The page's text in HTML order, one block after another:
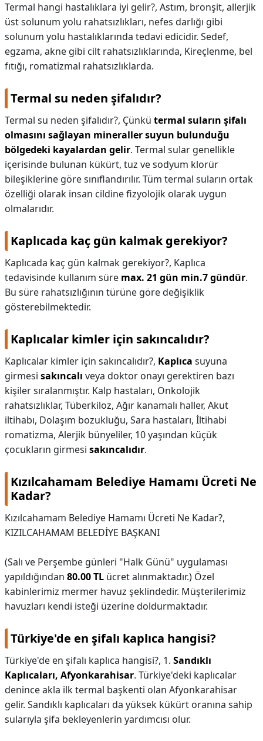
Termal hangi hastalıklara iyi gelir?, Astım, bronşit, allerjik
üst solunum yolu rahatsızlıkları, nefes darlığı gibi
solunum yolu hastalıklarında tedavi edicidir. Sedef,
egzama, akne gibi cilt rahatsızlıklarında, Kireçlenme, bel
fıtığı, romatizmal rahatsızlıklarda.
Termal su neden şifalıdır?
Termal su neden şifalıdır?, Çünkü termal suların şifalı
olmasını sağlayan mineraller suyun bulunduğu
bölgedeki kayalardan gelir. Termal sular genellikle
içerisinde bulunan kükürt, tuz ve sodyum klorür
bileşiklerine göre sınıflandırılır. Tüm termal suların ortak
özelliği olarak insan cildine fizyolojik olarak uygun
olmalarıdır.
Kaplıcada kaç gün kalmak gerekiyor?
Kaplıcada kaç gün kalmak gerekiyor?, Kaplıca
tedavisinde kullanım süre max. 21 gün min.7 gündür.
Bu süre rahatsızlığının türüne göre değişiklik
gösterebilmektedir.
Kaplıcalar kimler için sakıncalıdır?
Kaplıcalar kimler için sakıncalıdır?, Kaplıca suyuna
girmesi sakıncalı veya doktor onayı gerektiren bazı
kişiler sıralanmıştır. Kalp hastaları, Onkolojik
rahatsızlıklar, Tüberkiloz, Ağır kanamalı haller, Akut
iltihabı, Dolaşım bozukluğu, Sara hastaları, İltihabi
romatizma, Alerjik bünyeliler, 10 yaşından küçük
çocukların girmesi sakıncalıdır.
Kızılcahamam Belediye Hamamı Ücreti Ne
Kadar?
Kızılcahamam Belediye Hamamı Ücreti Ne Kadar?,
KIZILCAHAMAM BELEDİYE BAŞKANI
(Salı ve Perşembe günleri "Halk Günü" uygulaması
yapıldığından 80.00 TL ücret alınmaktadır.) Özel
kabinlerimiz mermer havuz şeklindedir. Müşterilerimiz
havuzları kendi isteği üzerine doldurmaktadır.
Türkiye'de en şifalı kaplıca hangisi?
Türkiye'de en şifalı kaplıca hangisi?, 1. Sandıklı
Kaplıcaları, Afyonkarahisar. Türkiye'deki kaplıcalar
denince akla ilk termal başkenti olan Afyonkarahisar
gelir. Sandıklı kaplıcaları da yüksek kükürt oranına sahip
sularıyla şifa bekleyenlerin yardımcısı olur.